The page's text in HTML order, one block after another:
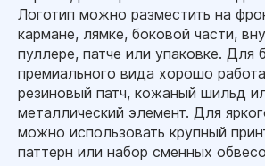
Логотип можно разместить на
кармане, лямке, боковой части,
пуллере, патче или упаковке. Для
премиального вида хорошо
резиновый патч, кожаный шильд
металлический элемент. Для
можно использовать крупный
паттерн или набор сменных